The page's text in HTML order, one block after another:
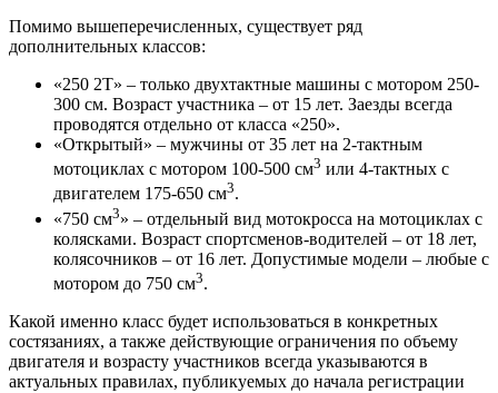
Помимо вышеперечисленных, существует ряд
дополнительных классов:
«250 2Т» – только двухтактные машины с мотором 250-
300 см. Возраст участника – от 15 лет. Заезды всегда
проводятся отдельно от класса «250».
«Открытый» – мужчины от 35 лет на 2-тактным
мотоциклах с мотором 100-500 см3 или 4-тактных с
двигателем 175-650 см3.
«750 см3» – отдельный вид мотокросса на мотоциклах с
колясками. Возраст спортсменов-водителей – от 18 лет,
колясочников – от 16 лет. Допустимые модели – любые с
мотором до 750 см3.
Какой именно класс будет использоваться в конкретных
состязаниях, а также действующие ограничения по объему
двигателя и возрасту участников всегда указываются в
актуальных правилах, публикуемых до начала регистрации